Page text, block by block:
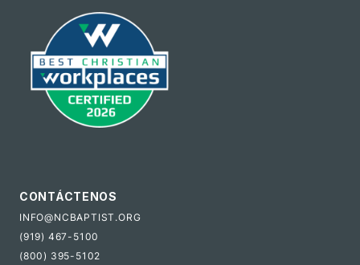
CONTÁCTENOS
INFO@NCBAPTIST.ORG
(919) 467-5100
(800) 395-5102